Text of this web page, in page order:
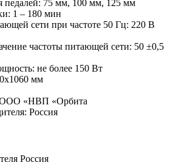
педалей: 75 мм, 100 мм, 125 мм
1 – 180 мин
сети при частоте 50 Гц: 220 В
частоты питающей сети: 50 ±0,5
не более 150 Вт
мм
ООО «НВП «Орбита
Россия
Россия